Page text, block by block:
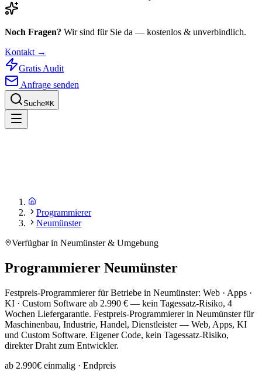
Noch Fragen? Wir sind für Sie da — kostenlos & unverbindlich.
Kontakt →
Gratis Audit
Anfrage senden
Suche⌘K
Programmierer
Neumünster
Verfügbar in Neumünster & Umgebung
Programmierer Neumünster
Festpreis-Programmierer für Betriebe in Neumünster: Web · Apps ·
KI · Custom Software ab 2.990 € — kein Tagessatz-Risiko, 4
Wochen Liefergarantie. Festpreis-Programmierer in Neumünster für
Maschinenbau, Industrie, Handel, Dienstleister — Web, Apps, KI
und Custom Software. Eigener Code, kein Tagessatz-Risiko,
direkter Draht zum Entwickler.
ab 2.990€ einmalig · Endpreis